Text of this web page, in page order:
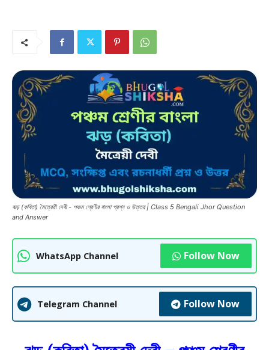
ঝড় (কবিতা) মৈত্রেয়ী দেবী - পঞ্চম শ্রেণীর বাংলা প্রশ্ন ও উত্তর | Class 5 Bengali Jhor Question
and Answer
WhatsApp Channel Follow Now
Telegram Channel Follow Now